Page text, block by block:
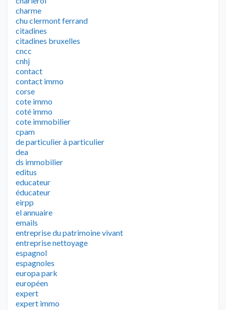
charme
chu clermont ferrand
citadines
citadines bruxelles
cncc
cnhj
contact
contact immo
corse
cote immo
coté immo
cote immobilier
cpam
de particulier à particulier
dea
ds immobilier
editus
educateur
éducateur
eirpp
el annuaire
emails
entreprise du patrimoine vivant
entreprise nettoyage
espagnol
espagnoles
europa park
européen
expert
expert immo